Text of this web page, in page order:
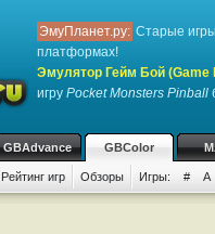
ЭмуПланет.ру: Старые
платформах!
Эмулятор Гейм Бой (Game
игру Pocket Monsters Pinball
GBAdvance GBColor
Рейтинг игр Обзоры Игры: # A